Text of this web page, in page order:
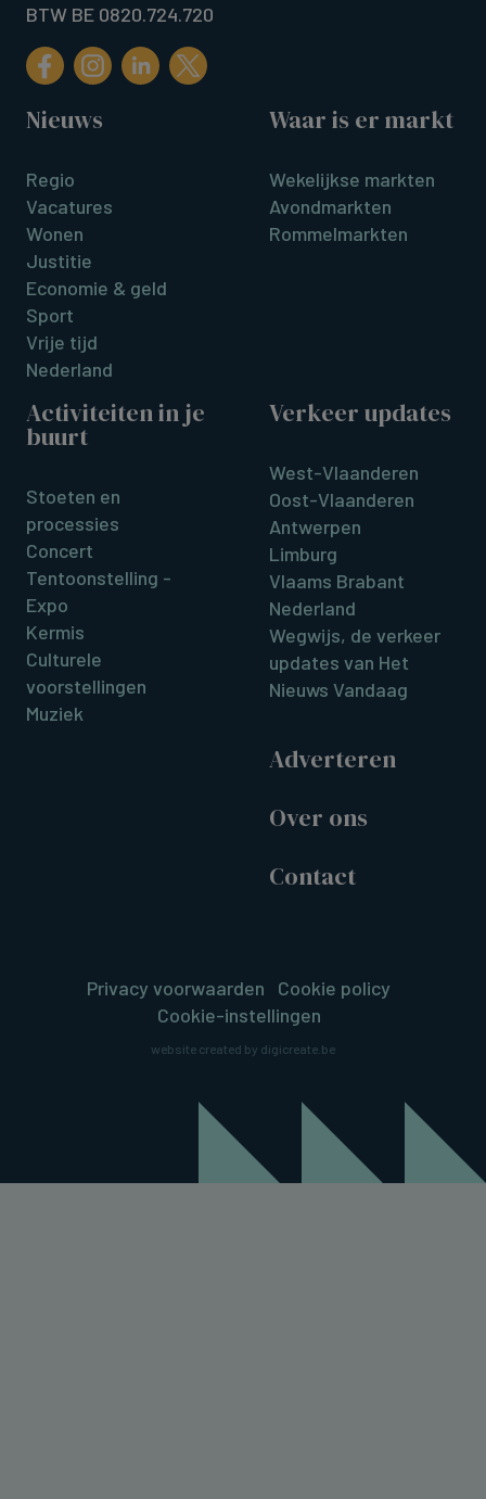
BTW BE 0820.724.720
Nieuws
Regio
Vacatures
Wonen
Justitie
Economie & geld
Sport
Vrije tijd
Nederland
Waar is er markt
Wekelijkse markten
Avondmarkten
Rommelmarkten
Activiteiten in je
buurt
Stoeten en
processies
Concert
Tentoonstelling -
Expo
Kermis
Culturele
voorstellingen
Muziek
Verkeer updates
West-Vlaanderen
Oost-Vlaanderen
Antwerpen
Limburg
Vlaams Brabant
Nederland
Wegwijs, de verkeer
updates van Het
Nieuws Vandaag
Adverteren
Over ons
Contact
Privacy voorwaarden
Cookie policy
Cookie-instellingen
website created by digicreate.be